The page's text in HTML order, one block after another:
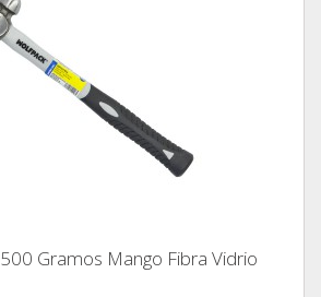
Gramos Mango Fibra Vidrio